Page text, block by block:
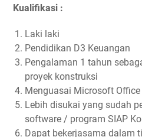
Kualifikasi :
Laki laki
Pendidikan D3 Keuangan
Pengalaman 1 tahun
proyek konstruksi
Menguasai Microsoft Office
Lebih disukai yang sudah
software / program SIAP
Dapat bekerjasama dalam